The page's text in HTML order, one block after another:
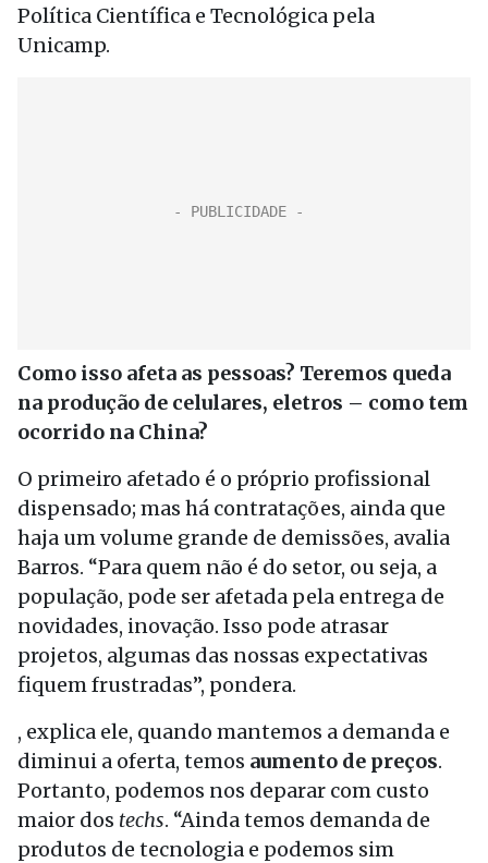
Política Científica e Tecnológica pela
Unicamp.
Como isso afeta as pessoas? Teremos queda
na produção de celulares, eletros – como tem
ocorrido na China?
O primeiro afetado é o próprio profissional
dispensado; mas há contratações, ainda que
haja um volume grande de demissões, avalia
Barros. “Para quem não é do setor, ou seja, a
população, pode ser afetada pela entrega de
novidades, inovação. Isso pode atrasar
projetos, algumas das nossas expectativas
fiquem frustradas”, pondera.
, explica ele, quando mantemos a demanda e
diminui a oferta, temos aumento de preços.
Portanto, podemos nos deparar com custo
maior dos techs. “Ainda temos demanda de
produtos de tecnologia e podemos sim